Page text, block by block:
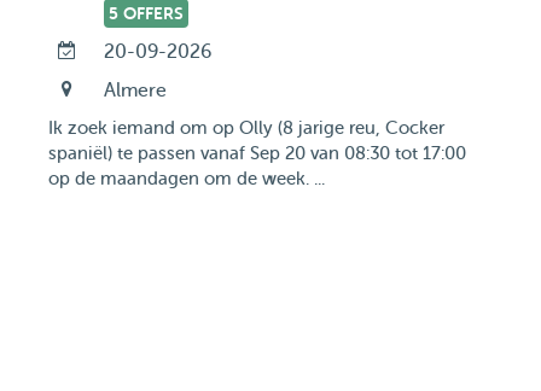
5 OFFERS
20-09-2026
Almere
Ik zoek iemand om op Olly (8 jarige reu, Cocker
spaniël) te passen vanaf Sep 20 van 08:30 tot 17:00
op de maandagen om de week. ...